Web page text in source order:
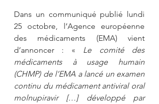
Dans un communiqué publié lundi
25 octobre, l’Agence européenne
des médicaments (EMA) vient
d’annoncer : « Le comité des
médicaments à usage humain
(CHMP) de l’EMA a lancé un examen
continu du médicament antiviral oral
molnupiravir […] développé par